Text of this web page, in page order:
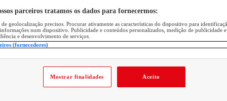
parceiros tratamos os dados para fornecermos:
geolocalização precisos. Procurar ativamente as características do dispositivo para
num dispositivo. Publicidade e conteúdos personalizados, medição de publicidade
e desenvolvimento de serviços.
(fornecedores)
Mostrar finalidades Aceito